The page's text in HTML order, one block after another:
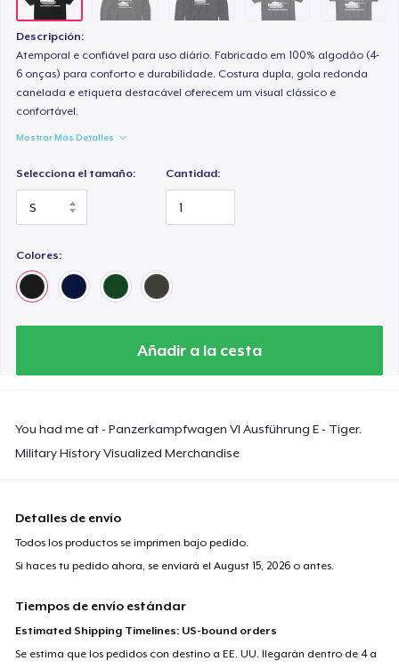
Descripción:
Atemporal e confiável para uso diário. Fabricado em 100% algodão (4-
6 onças) para conforto e durabilidade. Costura dupla, gola redonda
canelada e etiqueta destacável oferecem um visual clássico e
confortável.
Mostrar Más Detalles
Selecciona el tamaño: Cantidad:
Colores:
Añadir a la cesta
You had me at - Panzerkampfwagen VI Ausführung E - Tiger.
Military History Visualized Merchandise
Detalles de envío
Todos los productos se imprimen bajo pedido.
Si haces tu pedido ahora, se enviará elAugust 15, 2026 o antes.
Tiempos de envío estándar
Estimated Shipping Timelines: US-bound orders
Se estima que los pedidos con destino a EE. UU. llegarán dentro de 4 a
Premium V-Neck Tee
Premium V-Neck Tee
37,08 US$
Women's Premium V-Neck Tee
Premium Long Sleeve Tee
Women's Comfort Tee
26,99 US$
Classic Tank Top
26,99 US$
Premium Tank Top
27,99 US$
Women's Boyfriend Tee
27,99 US$